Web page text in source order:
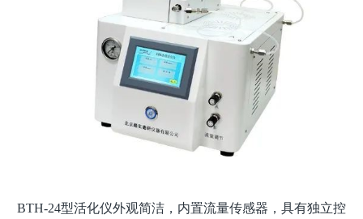
BTH-24型活化仪外观简洁，内置流量传感器，具有独立控